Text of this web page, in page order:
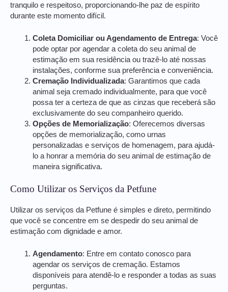
tranquilo e respeitoso, proporcionando-lhe paz de espírito
durante este momento difícil.
Coleta Domiciliar ou Agendamento de Entrega: Você
pode optar por agendar a coleta do seu animal de
estimação em sua residência ou trazê-lo até nossas
instalações, conforme sua preferência e conveniência.
Cremação Individualizada: Garantimos que cada
animal seja cremado individualmente, para que você
possa ter a certeza de que as cinzas que receberá são
exclusivamente do seu companheiro querido.
Opções de Memorialização: Oferecemos diversas
opções de memorialização, como urnas
personalizadas e serviços de homenagem, para ajudá-
lo a honrar a memória do seu animal de estimação de
maneira significativa.
Como Utilizar os Serviços da Petfune
Utilizar os serviços da Petfune é simples e direto, permitindo
que você se concentre em se despedir do seu animal de
estimação com dignidade e amor.
Agendamento: Entre em contato conosco para
agendar os serviços de cremação. Estamos
disponíveis para atendê-lo e responder a todas as suas
perguntas.